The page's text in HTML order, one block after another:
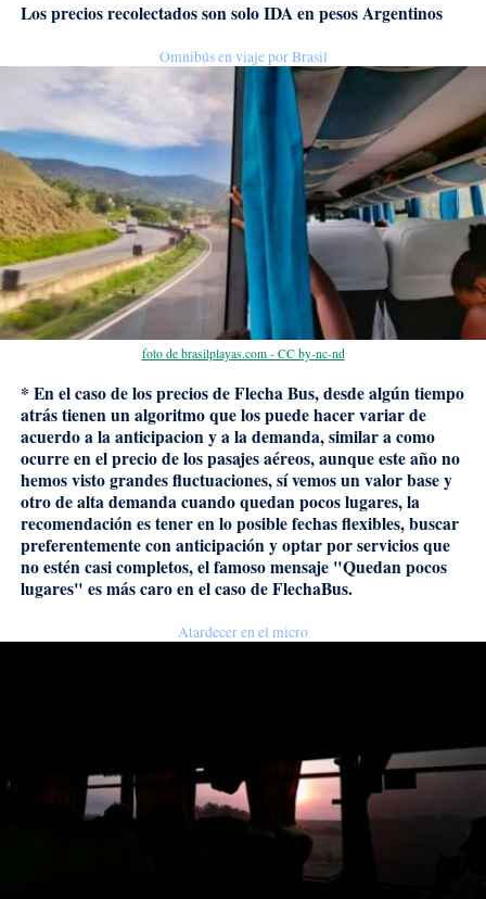
Los precios recolectados son solo IDA en pesos Argentinos
Omnibús en viaje por Brasil
foto de brasilplayas.com - CC by-nc-nd
* En el caso de los precios de Flecha Bus, desde algún tiempo
atrás tienen un algoritmo que los puede hacer variar de
acuerdo a la anticipacion y a la demanda, similar a como
ocurre en el precio de los pasajes aéreos, aunque este año no
hemos visto grandes fluctuaciones, sí vemos un valor base y
otro de alta demanda cuando quedan pocos lugares, la
recomendación es tener en lo posible fechas flexibles, buscar
preferentemente con anticipacióny optar por servicios que
no estén casi completos, el famoso mensaje "Quedan pocos
lugares" es más caro en el caso de FlechaBus.
Atardecer en el micro